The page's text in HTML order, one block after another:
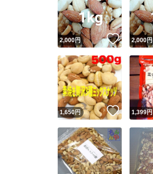
2,000円 いいね！
2,000円
1,650円 いいね！
1,399円